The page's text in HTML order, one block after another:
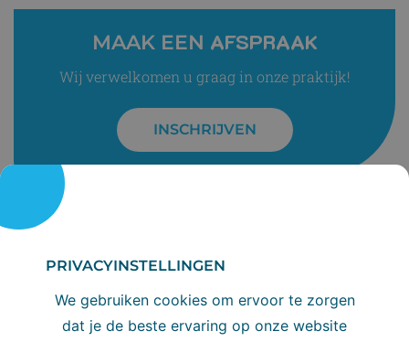
MAAK EEN AFSPRAAK
Wij verwelkomen u graag in onze praktijk!
INSCHRIJVEN
PRIVACYINSTELLINGEN
We gebruiken cookies om ervoor te zorgen
dat je de beste ervaring op onze website